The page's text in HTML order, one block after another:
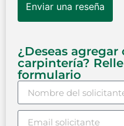
Enviar una reseña
¿Deseas
carpintería?
formulario